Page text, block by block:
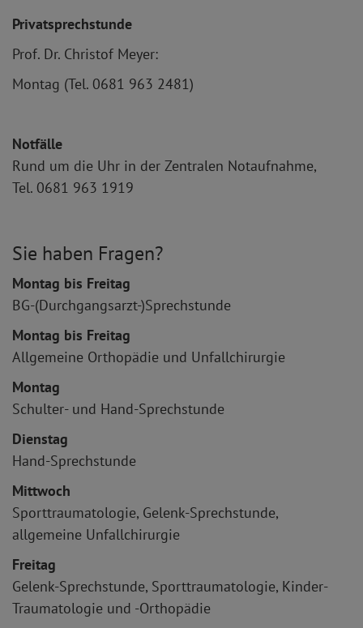
Privatsprechstunde
Prof. Dr. Christof Meyer:
Montag (Tel. 0681 963 2481)
Notfälle
Rund um die Uhr in der Zentralen Notaufnahme,
Tel. 0681 963 1919
Sie haben Fragen?
Montag bis Freitag
BG-(Durchgangsarzt-)Sprechstunde
Montag bis Freitag
Allgemeine Orthopädie und Unfallchirurgie
Montag
Schulter- und Hand-Sprechstunde
Dienstag
Hand-Sprechstunde
Mittwoch
Sporttraumatologie, Gelenk-Sprechstunde,
allgemeine Unfallchirurgie
Freitag
Gelenk-Sprechstunde, Sporttraumatologie, Kinder-
Traumatologie und -Orthopädie